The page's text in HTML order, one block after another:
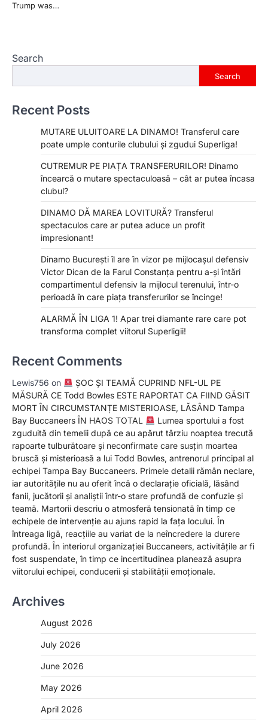
Trump was…
Search
Search
Recent Posts
MUTARE ULUITOARE LA DINAMO! Transferul care
poate umple conturile clubului și zgudui Superliga!
CUTREMUR PE PIAȚA TRANSFERURILOR! Dinamo
încearcă o mutare spectaculoasă – cât ar putea încasa
clubul?
DINAMO DĂ MAREA LOVITURĂ? Transferul
spectaculos care ar putea aduce un profit
impresionant!
Dinamo București îl are în vizor pe mijlocașul defensiv
Victor Dican de la Farul Constanța pentru a-și întări
compartimentul defensiv la mijlocul terenului, într-o
perioadă în care piața transferurilor se încinge!
ALARMĂ ÎN LIGA 1! Apar trei diamante rare care pot
transforma complet viitorul Superligii!
Recent Comments
Lewis756 on
ȘOC ȘI TEAMĂ CUPRIND NFL-UL PE
MĂSURĂ CE Todd Bowles ESTE RAPORTAT CA FIIND GĂSIT
MORT ÎN CIRCUMSTANȚE MISTERIOASE, LĂSÂND Tampa
Bay Buccaneers ÎN HAOS TOTAL
Lumea sportului a fost
zguduită din temelii după ce au apărut târziu noaptea trecută
rapoarte tulburătoare și neconfirmate care susțin moartea
bruscă și misterioasă a lui Todd Bowles, antrenorul principal al
echipei Tampa Bay Buccaneers. Primele detalii rămân neclare,
iar autoritățile nu au oferit încă o declarație oficială, lăsând
fanii, jucătorii și analiștii într-o stare profundă de confuzie și
teamă. Martorii descriu o atmosferă tensionată în timp ce
echipele de intervenție au ajuns rapid la fața locului. În
întreaga ligă, reacțiile au variat de la neîncredere la durere
profundă. În interiorul organizației Buccaneers, activitățile ar fi
fost suspendate, în timp ce incertitudinea planează asupra
viitorului echipei, conducerii și stabilității emoționale.
Archives
August 2026
July 2026
June 2026
May 2026
April 2026